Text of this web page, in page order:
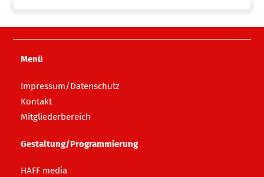
content
Menü
Impressum/Datenschutz
Kontakt
Mitgliederbereich
Gestaltung/Programmierung
HAFF media